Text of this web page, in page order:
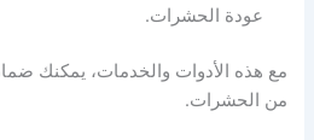
عودة الحشرات.
مع هذه الأدوات والخدمات، يمكنك
من الحشرات.